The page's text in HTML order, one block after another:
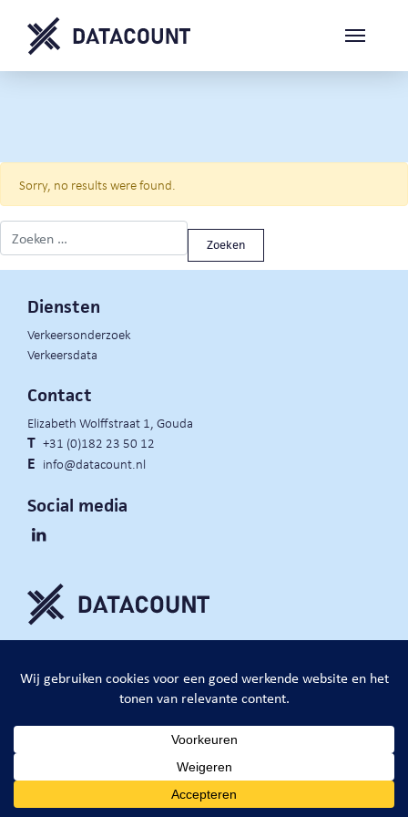
Sorry, no results were found.
Zoeken naar:
Diensten
Verkeersonderzoek
Verkeersdata
Contact
Elizabeth Wolffstraat 1, Gouda
T +31 (0)182 23 50 12
E info@datacount.nl
Social media
DataCount B.V.
privacy policy
algemene voorwaarden